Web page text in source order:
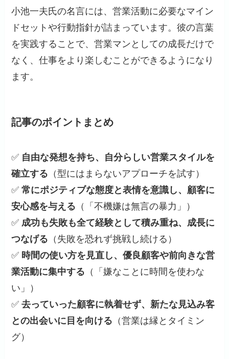
小池一夫氏の名言には、営業活動に必要なマイン
ドセットや行動指針が詰まっています。彼の言葉
を実践することで、営業マンとしての成長だけで
なく、仕事をより楽しむことができるようになり
ます。
記事のポイントまとめ
✅ 自由な発想を持ち、自分らしい営業スタイルを
確立する （型にはまらないアプローチを試す）
✅常にポジティブな態度と表情を意識し、顧客に
安心感を与える （「不機嫌は無言の暴力」）
✅ 成功も失敗も全て経験として積み重ね、成長に
つなげる （失敗を恐れず挑戦し続ける）
✅ 時間の使い方を見直し、優良顧客や前向きな営
業活動に集中する （「嫌なことに時間を使わな
い」）
✅去っていった顧客に執着せず、新たな見込み客
との出会いに目を向ける （営業は縁とタイミン
グ）